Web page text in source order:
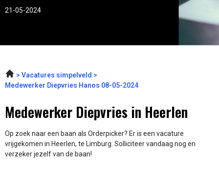
21-05-2024
Vacatures simpelveld
Medewerker Diepvries Hanos 08-05-2024
Medewerker Diepvries in Heerlen
Op zoek naar een baan als Orderpicker? Er is een vacature
vrijgekomen in Heerlen, te Limburg. Solliciteer vandaag nog en
verzeker jezelf van de baan!